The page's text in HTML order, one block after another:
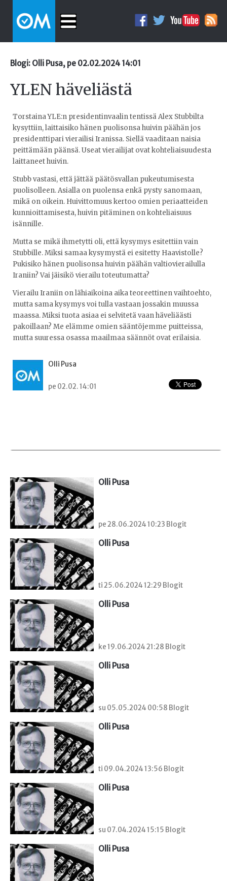
Blogi: Olli Pusa, pe 02.02.2024 14:01
YLEN häveliästä
Torstaina YLE:n presidentinvaalin tentissä Alex Stubbilta
kysyttiin, laittaisiko hänen puolisonsa huivin päähän jos
presidenttipari vierailisi Iranissa. Siellä vaaditaan naisia
peittämään päänsä. Useat vierailijat ovat kohteliaisuudesta
laittaneet huivin.
Stubb vastasi, että jättää päätösvallan pukeutumisesta
puolisolleen. Asialla on puolensa enkä pysty sanomaan,
mikä on oikein. Huivittomuus kertoo omien periaatteiden
kunnioittamisesta, huivin pitäminen on kohteliaisuus
isännille.
Mutta se mikä ihmetytti oli, että kysymys esitettiin vain
Stubbille. Miksi samaa kysymystä ei esitetty Haavistolle?
Pukisiko hänen puolisonsa huivin päähän valtiovierailulla
Iraniin? Vai jäisikö vierailu toteutumatta?
Vierailu Iraniin on lähiaikoina aika teoreettinen vaihtoehto,
mutta sama kysymys voi tulla vastaan jossakin muussa
maassa. Miksi tuota asiaa ei selvitetä vaan häveliäästi
pakoillaan? Me elämme omien sääntöjemme puitteissa,
mutta suuressa osassa maailmaa säännöt ovat erilaisia.
Olli Pusa
pe 02.02. 14:01
Olli Pusa
pe 28.06.2024 10:23 Blogit
Olli Pusa
ti 25.06.2024 12:29 Blogit
Olli Pusa
ke 19.06.2024 21:28 Blogit
Olli Pusa
su 05.05.2024 00:58 Blogit
Olli Pusa
ti 09.04.2024 13:56 Blogit
Olli Pusa
su 07.04.2024 15:15 Blogit
Olli Pusa